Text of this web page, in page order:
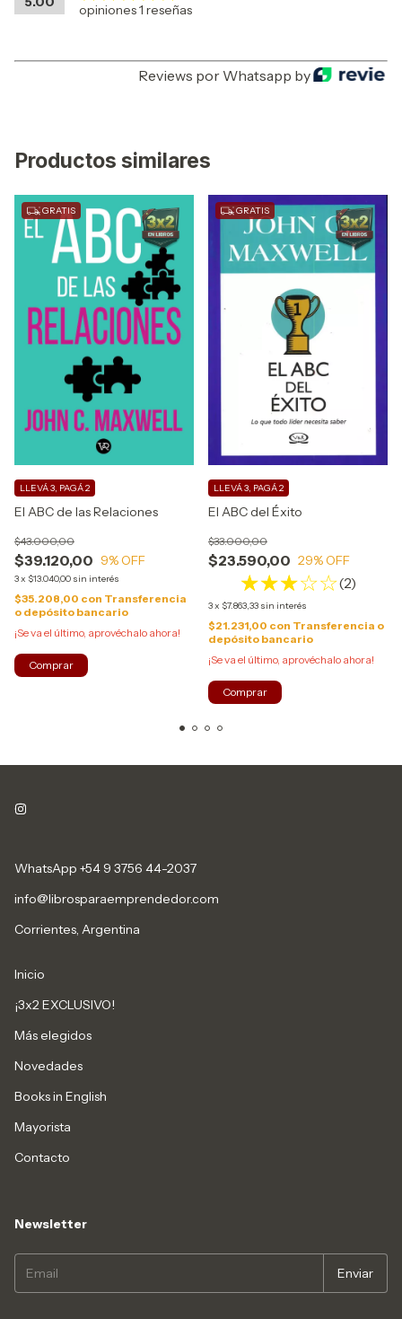
opiniones 1 reseñas
Reviews por Whatsapp by
Productos similares
GRATIS
El ABC de las Relaciones
$39.120,00
$43.000,00
9% OFF
3x $13.040,00 sin interés
LLEVÁ 3, PAGÁ 2
$35.208,00 con Transferencia
o depósito bancario
¡Se va el último, aprovéchalo ahora!
GRATIS
El ABC del Éxito
$23.590,00
$33.000,00
29% OFF
(2)
3x $7.863,33 sin interés
LLEVÁ 3, PAGÁ 2
$21.231,00 con Transferencia o
depósito bancario
¡Se va el último, aprovéchalo ahora!
WhatsApp +54 9 3756 44-2037
info@librosparaemprendedor.com
Corrientes, Argentina
Inicio
¡3x2 EXCLUSIVO!
Más elegidos
Novedades
Books in English
Mayorista
Contacto
Newsletter